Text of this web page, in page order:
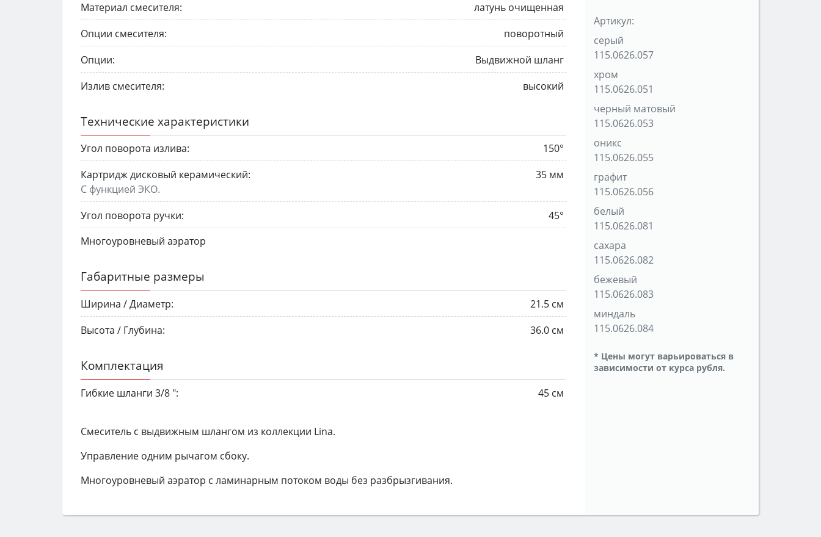
Материал смесителя:
латунь очищенная
Опции смесителя:
поворотный
Опции:
Выдвижной шланг
Излив смесителя:
высокий
Технические характеристики
Угол поворота излива:
150°
Картридж дисковый керамический:
35 мм
С функцией ЭКО.
Угол поворота ручки:
45°
Многоуровневый аэратор
Габаритные размеры
Ширина / Диаметр:
21.5 см
Высота / Глубина:
36.0 см
Комплектация
Гибкие шланги 3/8 ": 45 см
Смеситель с выдвижным шлангом из коллекции Lina.
Управление одним рычагом сбоку.
Многоуровневый аэратор с ламинарным потоком воды без разбрызгивания.
Артикул:
серый
115.0626.057
хром
115.0626.051
черный матовый
115.0626.053
оникс
115.0626.055
графит
115.0626.056
белый
115.0626.081
сахара
115.0626.082
бежевый
115.0626.083
миндаль
115.0626.084
* Цены могут варьироваться в
зависимости от курса рубля.